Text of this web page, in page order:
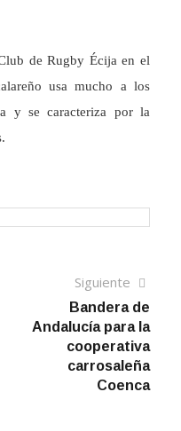
de Rugby Écija en el
usa mucho a los
y se caracteriza por la
Siguiente
Bandera de
Andalucía para la
cooperativa
carrosaleña
Coenca